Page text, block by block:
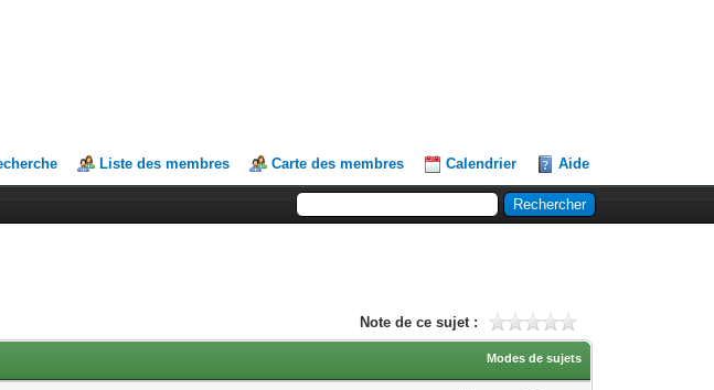
Liste des membres Carte des membres Calendrier Aide
Note de ce sujet :
Modes de sujets